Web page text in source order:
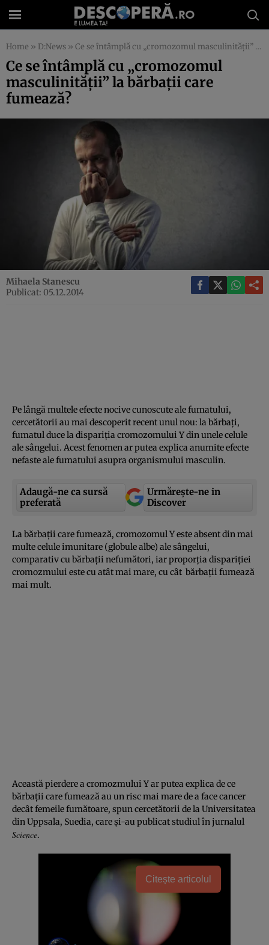
Home » D:News » Ce se întâmplă cu „cromozomul masculinităţii” la bărbaţii care fumează?
Ce se întâmplă cu „cromozomul
masculinităţii” la bărbaţii care
fumează?
Mihaela Stanescu
Publicat: 05.12.2014
Pe lângă multele efecte nocive cunoscute ale fumatului,
cercetătorii au mai descoperit recent unul nou: la bărbaţi,
fumatul duce la dispariţia cromozomului Y din unele celule
ale sângelui. Acest fenomen ar putea explica anumite efecte
nefaste ale fumatului asupra organismului masculin.
Adaugă-ne ca sursă
preferată
Urmărește-ne in
Discover
La bărbaţii care fumează, cromozomul Y este absent din mai
multe celule imunitare (globule albe) ale sângelui,
comparativ cu bărbaţii nefumători, iar proporţia dispariţiei
cromozmului este cu atât mai mare, cu cât bărbaţii fumează
mai mult.
Această pierdere a cromozmului Y ar putea explica de ce
bărbaţii care fumează au un risc mai mare de a face cancer
decât femeile fumătoare, spun cercetătorii de la Universitatea
din Uppsala, Suedia, care şi-au publicat studiul în jurnalul
Science.
Citește articolul